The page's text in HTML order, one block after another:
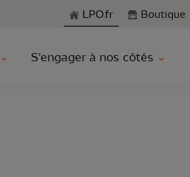
Aller à la rechercheLPO.fr Boutique
S'engager à nos côtés